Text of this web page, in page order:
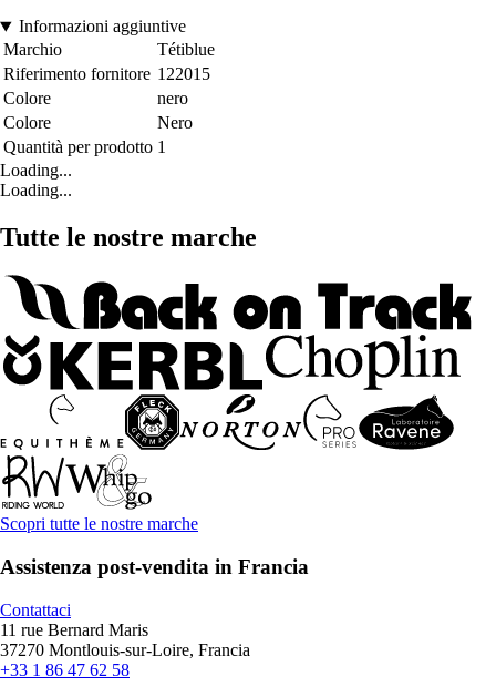
Informazioni aggiuntive
Marchio
Tétiblue
Riferimento fornitore 122015
Colore
nero
Colore
Nero
Quantità per prodotto 1
Loading...
Loading...
Tutte le nostre marche
Scopri tutte le nostre marche
Assistenza post-vendita in Francia
Contattaci
11 rue Bernard Maris
37270 Montlouis-sur-Loire, Francia
+33 1 86 47 62 58